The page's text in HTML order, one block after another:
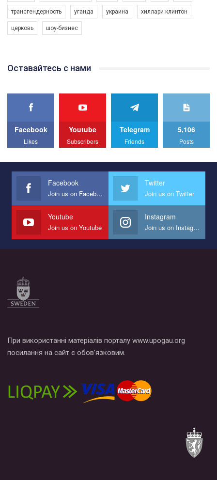
Ми просимо вашої підтримки, щоб реалізувати нашу
програму з боротьби з насильством проти ЛГБТ в Україні.
Якщо ти хочеш підтримати нас - просто натисни "лайк" під
best video, representing programme for the development of
We appeal to your support and ask to help us implement our plan
All you have to do is to press "Like" below the video.
Эмоционально сильный ролик от команды "Гей-альянс
представляющий программу развития организации.
Мы просим вас поддержать нас и помочь нам реализовать
наш план по борьбе с насилием и дискриминацией на почве
СОГИ в Украине.
Все, что вам нужно сделать - это зайти на наш канал YouTube
по этой ссылке и поставить лайк под видео.
трансгендерность уганда украина хиллари клинтон
церковь шоу-бизнес
Оставайтесь с нами
Facebook
Likes
Youtube
Subscribers
Telegram
Friends
5,106
Posts
Facebook
Join us on Facebook
Twitter
Join us on Twitter
Youtube
Join us on Youtube
Instagram
Join us on Instagram
При використанні матеріалів порталу www.upogau.org
посилання на сайт є обов’язковим.